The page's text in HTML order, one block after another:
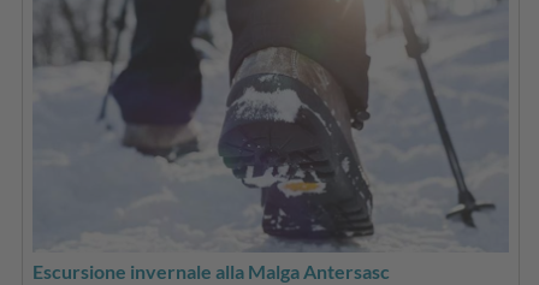
Escursione invernale alla Malga Antersasc